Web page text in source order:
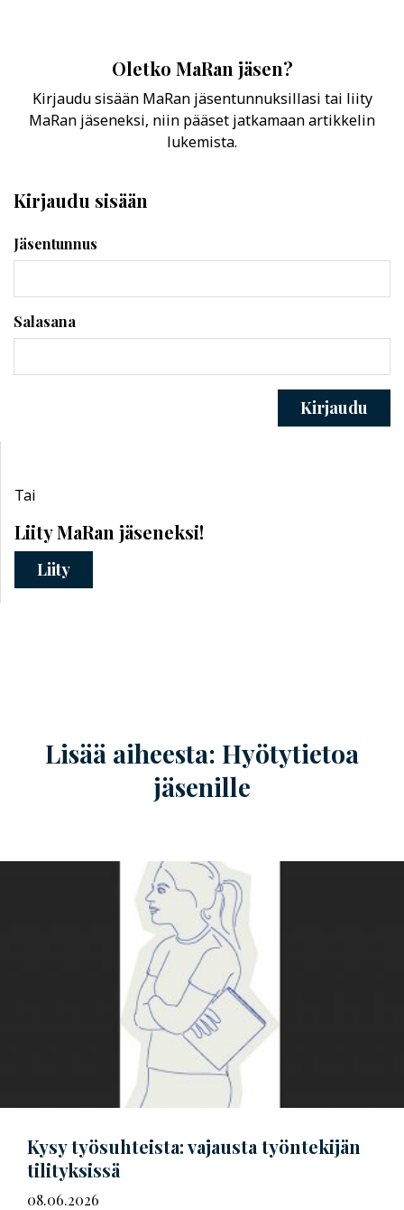
Oletko MaRan jäsen?
Kirjaudu sisään MaRan jäsentunnuksillasi tai liity
MaRan jäseneksi, niin pääset jatkamaan artikkelin
lukemista.
Kirjaudu sisään
Jäsentunnus
Salasana
Kirjaudu
Tai
Liity MaRan jäseneksi!
Liity
Lisää aiheesta: Hyötytietoa
jäsenille
Kysy työsuhteista: vajausta työntekijän
tilityksissä
08.06.2026